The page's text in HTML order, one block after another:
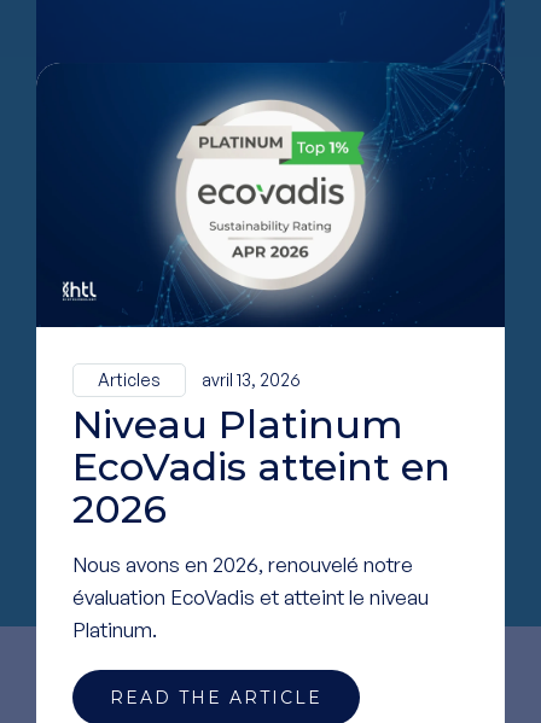
Articles avril 13, 2026
Niveau Platinum
EcoVadis atteint en
2026
Nous avons en 2026, renouvelé notre
évaluation EcoVadis et atteint le niveau
Platinum.
READ THE ARTICLE